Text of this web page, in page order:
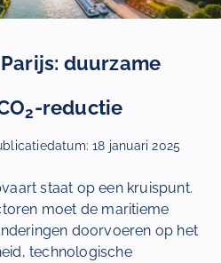
duurzame
2-reductie
18 januari 2025
staat op een kruispunt.
moet de maritieme
doorvoeren op het
technologische